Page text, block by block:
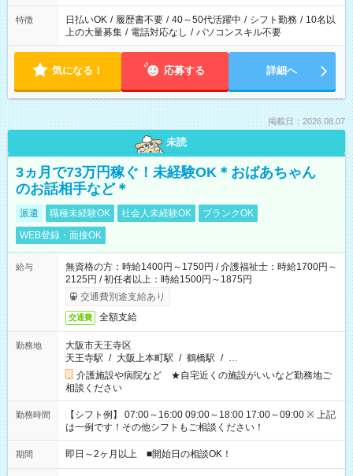
特徴 日払いOK / 履歴書不要 / 40～50代活躍中 / シフト勤務 / 10名以
上の大量募集 / 電話対応なし / パソコンスキル不要
気になる！ 応募する 詳細へ
掲載日：2026.08.07
未読
3ヵ月で73万円稼ぐ！未経験OK＊おばあちゃん
のお話相手など＊
派遣 職種未経験OK 社会人未経験OK
ブランクOK
WEB登録・面接OK
給与
無資格の方：時給1400円～1750円 / 介護福祉士：時給1700円～
2125円 / 初任者以上：時給1500円～1875円
交通費別途支給あり
交通費 全額支給
勤務地
大阪市天王寺区
天王寺駅 / 大阪上本町駅 / 鶴橋駅 / …
介護施設や病院など ★自宅近くの施設がいいなど勤務地ご
相談ください
勤務時間
【シフト例】 07:00～16:00 09:00～18:00 17:00～09:00 ※ 上記
は一例です！その他シフトもご相談ください！
期間 即日～2ヶ月以上 ■開始日の相談OK！